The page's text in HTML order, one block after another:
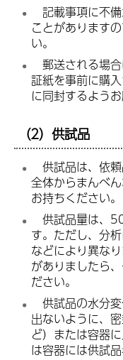
記載事項に不
ことがあります
い。
郵送される場
証紙を事前に購
に同封するようお
（2）供試品
供試品は、依
全体からまんべ
お持ちください。
供試品量は、
す。ただし、分
などにより異な
がありましたら
ださい。
供試品の水分
出ないように、
ど）または容器
は容器には供試